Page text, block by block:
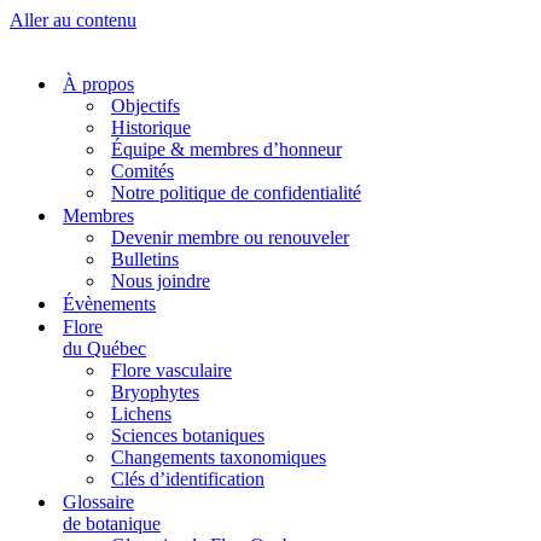
Aller au contenu
À propos
Objectifs
Historique
Équipe & membres d’honneur
Comités
Notre politique de confidentialité
Membres
Devenir membre ou renouveler
Bulletins
Nous joindre
Évènements
Flore
du Québec
Flore vasculaire
Bryophytes
Lichens
Sciences botaniques
Changements taxonomiques
Clés d’identification
Glossaire
de botanique